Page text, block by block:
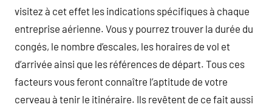
visitez à cet effet les indications spécifiques à chaque
entreprise aérienne. Vous y pourrez trouver la durée du
congés, le nombre d’escales, les horaires de vol et
d’arrivée ainsi que les références de départ. Tous ces
facteurs vous feront connaître l’aptitude de votre
cerveau à tenir le itinéraire. Ils revêtent de ce fait aussi